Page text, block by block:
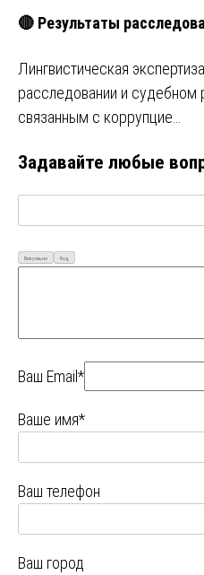
🔴 Результаты
Лингвистическая
расследовании и судебном
связанным с коррупцие…
Задавайте любые
Визуально Код
Ваш Email*
Ваше имя*
Ваш телефон
Ваш город